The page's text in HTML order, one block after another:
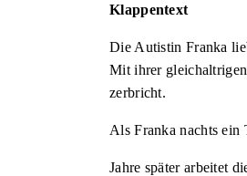
Klappentext
Die Autistin Franka
Mit ihrer
zerbricht.
Als Franka nachts ein
Jahre später arbeitet